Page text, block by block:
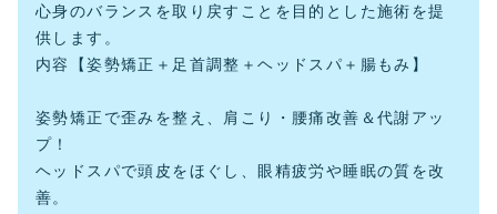
心身のバランスを取り戻すことを目的とした施術を提
供します。
内容【姿勢矯正＋足首調整＋ヘッドスパ＋腸もみ】
姿勢矯正で歪みを整え、肩こり・腰痛改善＆代謝アッ
プ！
ヘッドスパで頭皮をほぐし、眼精疲労や睡眠の質を改
善。